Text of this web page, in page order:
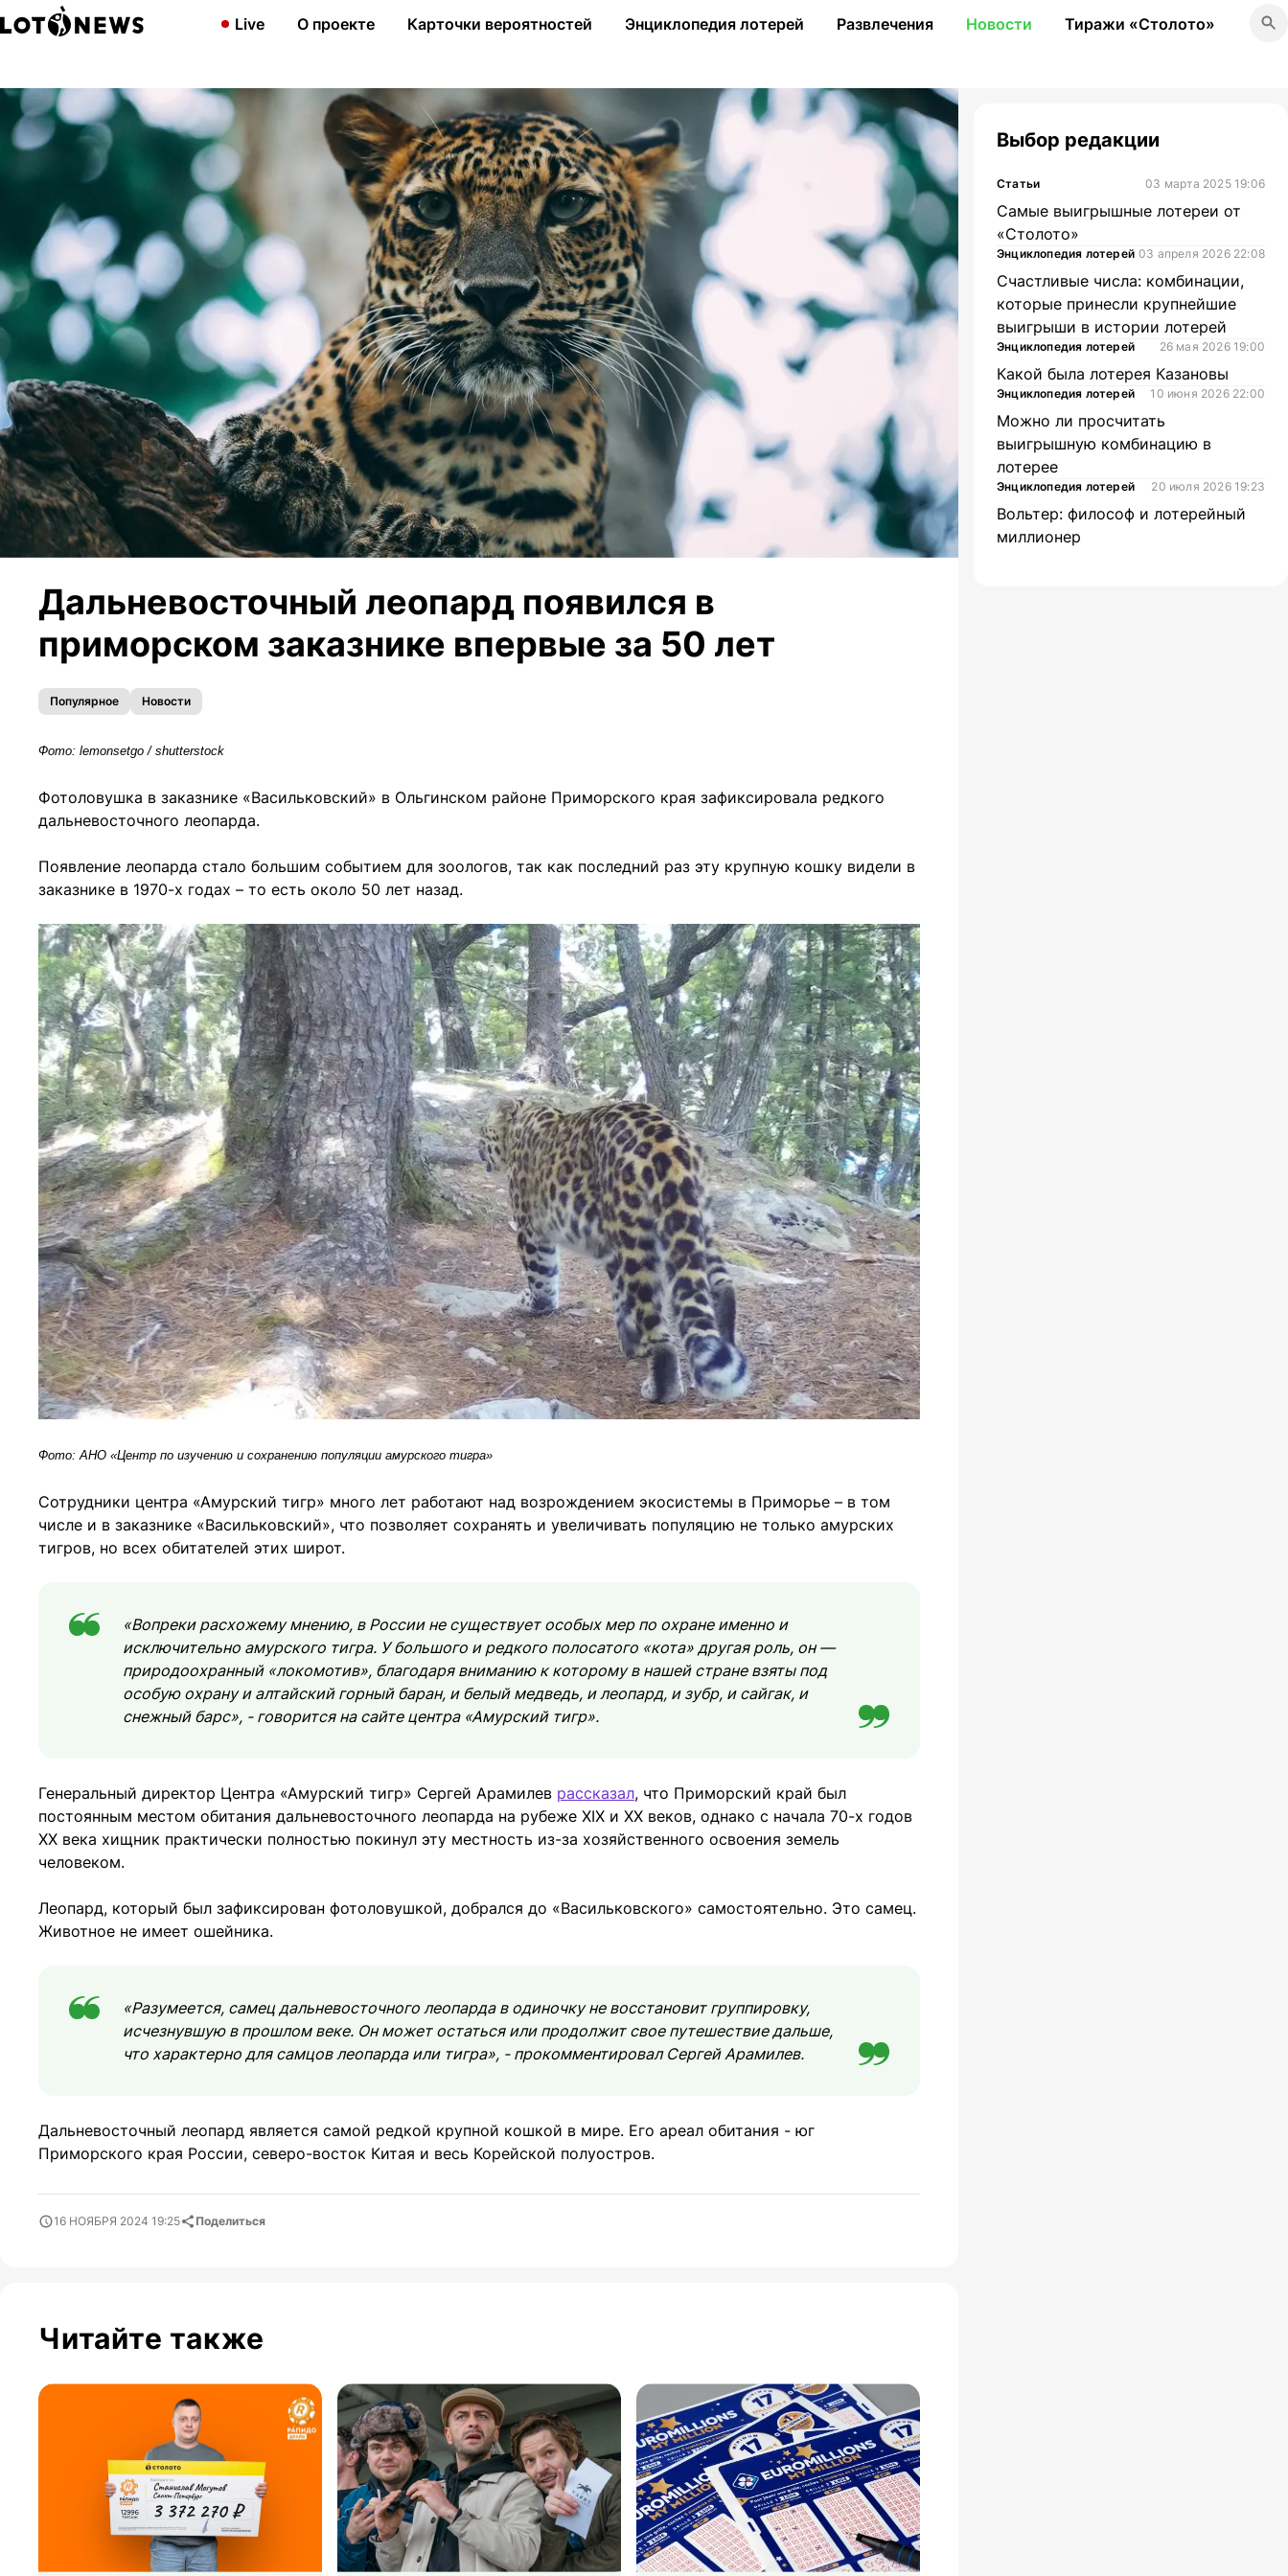
Live О проекте Карточки вероятностей Энциклопедия лотерей Развлечения Новости Тиражи «Столото»
Дальневосточный леопард появился в
приморском заказнике впервые за 50 лет
Популярное Новости
Фото: lemonsetgo / shutterstock
Фотоловушка в заказнике «Васильковский» в Ольгинском районе Приморского края зафиксировала редкого
дальневосточного леопарда.
Появление леопарда стало большим событием для зоологов, так как последний раз эту крупную кошку видели в
заказнике в 1970-х годах – то есть около 50 лет назад.
Фото: АНО «Центр по изучению и сохранению популяции амурского тигра»
Сотрудники центра «Амурский тигр» много лет работают над возрождением экосистемы в Приморье – в том
числе и в заказнике «Васильковский», что позволяет сохранять и увеличивать популяцию не только амурских
тигров, но всех обитателей этих широт.
«Вопреки расхожему мнению, в России не существует особых мер по охране именно и
исключительно амурского тигра. У большого и редкого полосатого «кота» другая роль, он —
природоохранный «локомотив», благодаря вниманию к которому в нашей стране взяты под
особую охрану и алтайский горный баран, и белый медведь, и леопард, и зубр, и сайгак, и
снежный барс», - говорится на сайте центра «Амурский тигр».
Генеральный директор Центра «Амурский тигр» Сергей Арамилев рассказал, что Приморский край был
постоянным местом обитания дальневосточного леопарда на рубеже XIX и XX веков, однако с начала 70-х годов
ХХ века хищник практически полностью покинул эту местность из-за хозяйственного освоения земель
человеком.
Леопард, который был зафиксирован фотоловушкой, добрался до «Васильковского» самостоятельно. Это самец.
Животное не имеет ошейника.
«Разумеется, самец дальневосточного леопарда в одиночку не восстановит группировку,
исчезнувшую в прошлом веке. Он может остаться или продолжит свое путешествие дальше,
что характерно для самцов леопарда или тигра», - прокомментировал Сергей Арамилев.
Дальневосточный леопард является самой редкой крупной кошкой в мире. Его ареал обитания - юг
Приморского края России, северо-восток Китая и весь Корейской полуостров.
16 НОЯБРЯ 2024 19:25 Поделиться
Читайте также
Выбор редакции
Статьи 03 марта 2025 19:06
Самые выигрышные лотереи от
«Столото»
Энциклопедия лотерей 03 апреля 2026 22:08
Счастливые числа: комбинации,
которые принесли крупнейшие
выигрыши в истории лотерей
Энциклопедия лотерей 26 мая 2026 19:00
Какой была лотерея Казановы
Энциклопедия лотерей 10 июня 2026 22:00
Можно ли просчитать
выигрышную комбинацию в
лотерее
Энциклопедия лотерей 20 июля 2026 19:23
Вольтер: философ и лотерейный
миллионер